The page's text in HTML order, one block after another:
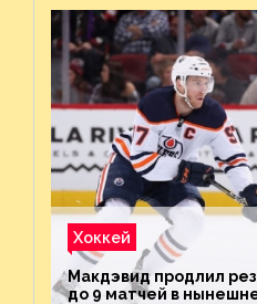
Хоккей
Макдэвид продлил
до 9 матчей в